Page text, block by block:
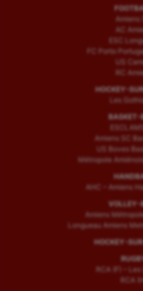
Amiens
AC
ESC
FC Porto
US
RC
HOCKEY-
Les
BASKET-
Amiens SC
US Boves
Métropole
AHC – Amiens
VOLLEY-
Amiens
Longueau Amiens
HOCKEY-
RCA (F) –
RCA